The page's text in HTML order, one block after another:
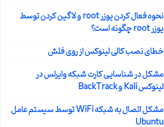
نحوه فعال کردن یوزر root و لاگین کردن توسط
یوزر root چگونه است؟
خطای نصب کالی لینوکس از روی فلش
مشکل در شناسایی کارت شبکه وایرلس در
لینوکس Kali و BackTrack
مشکل اتصال به شبکه WiFi توسط سیستم عامل
Ubuntu